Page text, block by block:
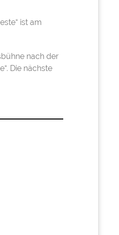
ist am
nach der
Die nächste